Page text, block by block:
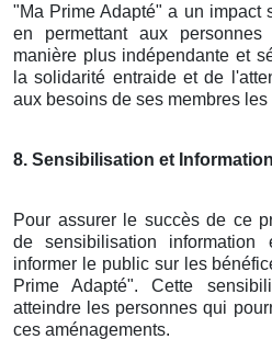
"Ma Prime Adapté" a un impact
en permettant aux
manière plus indépendante et
la solidarité entraide et de
aux besoins de ses membres
8. Sensibilisation et Information
Pour assurer le succès de ce
de sensibilisation information
informer le public sur les
Prime Adapté". Cette
atteindre les personnes qui
ces aménagements.